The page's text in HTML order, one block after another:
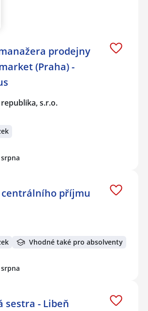
prodejny
(Praha) -
s.r.o.
centrálního příjmu
Vhodné také pro absolventy
sestra - Libeň